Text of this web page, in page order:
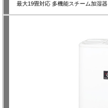
最大19畳対応 多機能スチーム加湿器